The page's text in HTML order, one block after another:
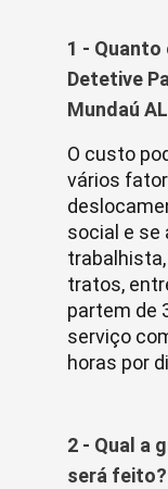
1 -
Detetive
Mundaú
O custo
vários
social e se
tratos,
partem de
serviço
horas por
2 - Qual a
será feito?